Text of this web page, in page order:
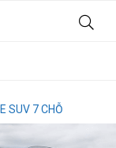
SUV 7 CHỖ